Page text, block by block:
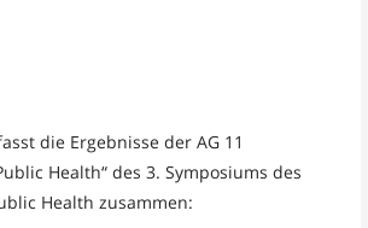
die Ergebnisse der AG 11
Health“ des 3. Symposiums des
Health zusammen: